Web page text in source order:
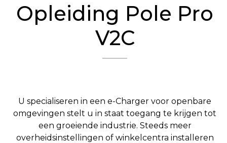
Opleiding Pole Pro
V2C
U specialiseren in een e-Charger voor openbare
omgevingen stelt u in staat toegang te krijgen tot
een groeiende industrie. Steeds meer
overheidsinstellingen of winkelcentra installeren